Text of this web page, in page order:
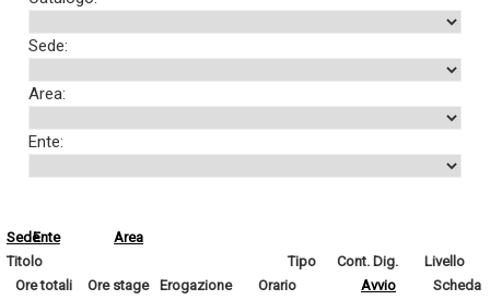
Sede:
Area:
Ente:
SedeEnte
Area
Titolo
Tipo Cont. Dig.
Livello
Ore totali
Ore stage Erogazione Orario
Avvio
Scheda